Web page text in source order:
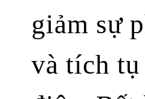
giảm sự
và tích